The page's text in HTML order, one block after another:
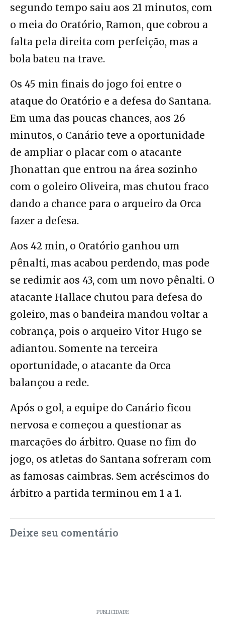
segundo tempo saiu aos 21 minutos, com
o meia do Oratório, Ramon, que cobrou a
falta pela direita com perfeição, mas a
bola bateu na trave.
Os 45 min finais do jogo foi entre o
ataque do Oratório e a defesa do Santana.
Em uma das poucas chances, aos 26
minutos, o Canário teve a oportunidade
de ampliar o placar com o atacante
Jhonattan que entrou na área sozinho
com o goleiro Oliveira, mas chutou fraco
dando a chance para o arqueiro da Orca
fazer a defesa.
Aos 42 min, o Oratório ganhou um
pênalti, mas acabou perdendo, mas pode
se redimir aos 43, com um novo pênalti. O
atacante Hallace chutou para defesa do
goleiro, mas o bandeira mandou voltar a
cobrança, pois o arqueiro Vitor Hugo se
adiantou. Somente na terceira
oportunidade, o atacante da Orca
balançou a rede.
Após o gol, a equipe do Canário ficou
nervosa e começou a questionar as
marcações do árbitro. Quase no fim do
jogo, os atletas do Santana sofreram com
as famosas caimbras. Sem acréscimos do
árbitro a partida terminou em 1 a 1.
Deixe seu comentário
PUBLICIDADE